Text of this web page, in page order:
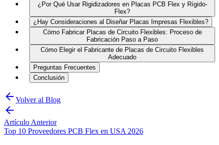
¿Por Qué Usar Rigidizadores en Placas PCB Flex y Rígido-
Flex?
¿Hay Consideraciones al Diseñar Placas Impresas Flexibles?
Cómo Fabricar Placas de Circuito Flexibles: Proceso de
Fabricación Paso a Paso
Cómo Elegir el Fabricante de Placas de Circuito Flexibles
Adecuado
Preguntas Frecuentes
Conclusión
Volver al Blog
Artículo Anterior
Top 10 Proveedores PCB Flex en USA 2026